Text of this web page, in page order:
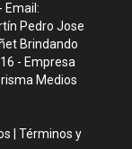
Email:
Pedro Jose
Brindando
- Empresa
Medios
|Términos y